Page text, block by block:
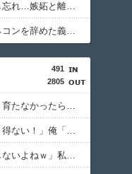
【フクザツ】嫁が元カレの指輪を外し忘れ…嫉妬と離婚話に進展した結果ｗｗｗｗ
【激怒】プライベート優先で大手ゼネコンを辞めた義弟が相続で一騒動！その理由がコチラｗｗｗｗ
491
2805
友人「『～恵』なんて古臭いし、賢く育たなかったらどうするの？」私「そこまで言う？」→娘の名前を否定されてモヤモヤが止まらず…
女子「貴公子の告白を断るなんてあり得ない！」俺「問題はそこじゃないだろ…」→いじめを止めるため動いた結果…
義兄嫁「デキ婚なんて頭悪い人しかしないよねｗ」私「……」→何をしても嫌味を言われ続けた末に…